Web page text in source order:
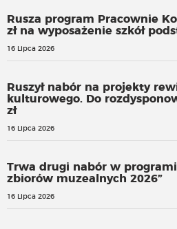
Rusza program Pracownie
zł na wyposażenie szkół
16 Lipca 2026
Ruszył nabór na projekty
kulturowego. Do
zł
16 Lipca 2026
Trwa drugi nabór w
zbiorów muzealnych 2026”
16 Lipca 2026